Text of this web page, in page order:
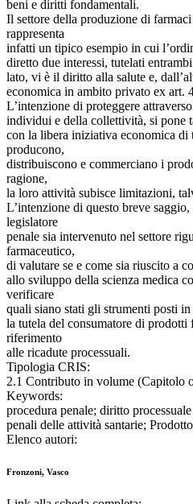
beni e diritti fondamentali.
Il settore della produzione di
rappresenta
infatti un tipico esempio in cui
diretto due interessi, tutelati
lato, vi è il diritto alla salute e,
economica in ambito privato ex art.
L’intenzione di proteggere
individui e della collettività, si pone
con la libera iniziativa economica di
producono,
distribuiscono e commerciano i
ragione,
la loro attività subisce limitazioni,
L’intenzione di questo breve
legislatore
penale sia intervenuto nel settore
farmaceutico,
di valutare se e come sia riuscito a
allo sviluppo della scienza medica
verificare
quali siano stati gli strumenti posti
la tutela del consumatore di
riferimento
alle ricadute processuali.
Tipologia CRIS:
2.1 Contributo in volume (Capitolo
Keywords:
procedura penale; diritto
penali delle attività santarie;
Elenco autori:
Fronzoni, Vasco